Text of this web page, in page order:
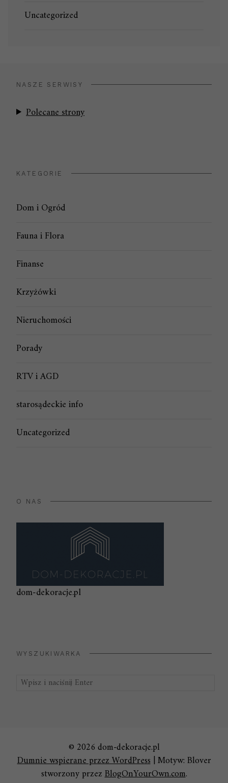
Uncategorized
NASZE SERWISY
Polecane strony
KATEGORIE
Dom i Ogród
Fauna i Flora
Finanse
Krzyżówki
Nieruchomości
Porady
RTV i AGD
starosądeckie info
Uncategorized
O NAS
dom-dekoracje.pl
WYSZUKIWARKA
Szukaj:
© 2026 dom-dekoracje.pl
Dumnie wspierane przez WordPress|Motyw: Blover
stworzony przezBlogOnYourOwn.com.